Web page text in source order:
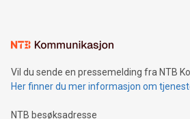
Vil du sende en pressemelding fra NTB
Her finner du mer informasjon om
NTB besøksadresse